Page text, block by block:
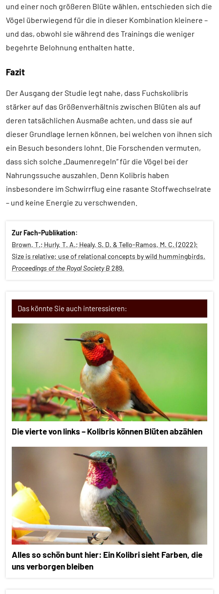
und einer noch größeren Blüte wählen, entschieden sich die
Vögel überwiegend für die in dieser Kombination kleinere –
und das, obwohl sie während des Trainings die weniger
begehrte Belohnung enthalten hatte.
Fazit
Der Ausgang der Studie legt nahe, dass Fuchskolibris
stärker auf das Größenverhältnis zwischen Blüten als auf
deren tatsächlichen Ausmaße achten, und dass sie auf
dieser Grundlage lernen können, bei welchen von ihnen sich
ein Besuch besonders lohnt. Die Forschenden vermuten,
dass sich solche „Daumenregeln“ für die Vögel bei der
Nahrungssuche auszahlen. Denn Kolibris haben
insbesondere im Schwirrflug eine rasante Stoffwechselrate
– und keine Energie zu verschwenden.
Zur Fach-Publikation:
Brown, T.; Hurly, T. A.; Healy, S. D. & Tello-Ramos, M. C. (2022):
Size is relative: use of relational concepts by wild hummingbirds.
Proceedings of the Royal Society B 289.
Das könnte Sie auch interessieren:
Die vierte von links – Kolibris können Blüten abzählen
Alles so schön bunt hier: Ein Kolibri sieht Farben, die
uns verborgen bleiben